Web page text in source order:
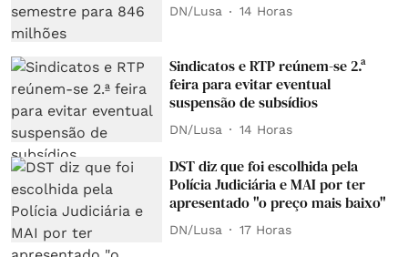
DN/Lusa 14 Horas
Sindicatos e RTP reúnem-se 2.ª
feira para evitar eventual
suspensão de subsídios
DN/Lusa 14 Horas
DST diz que foi escolhida pela
Polícia Judiciária e MAI por ter
apresentado "o preço mais baixo"
DN/Lusa 17 Horas